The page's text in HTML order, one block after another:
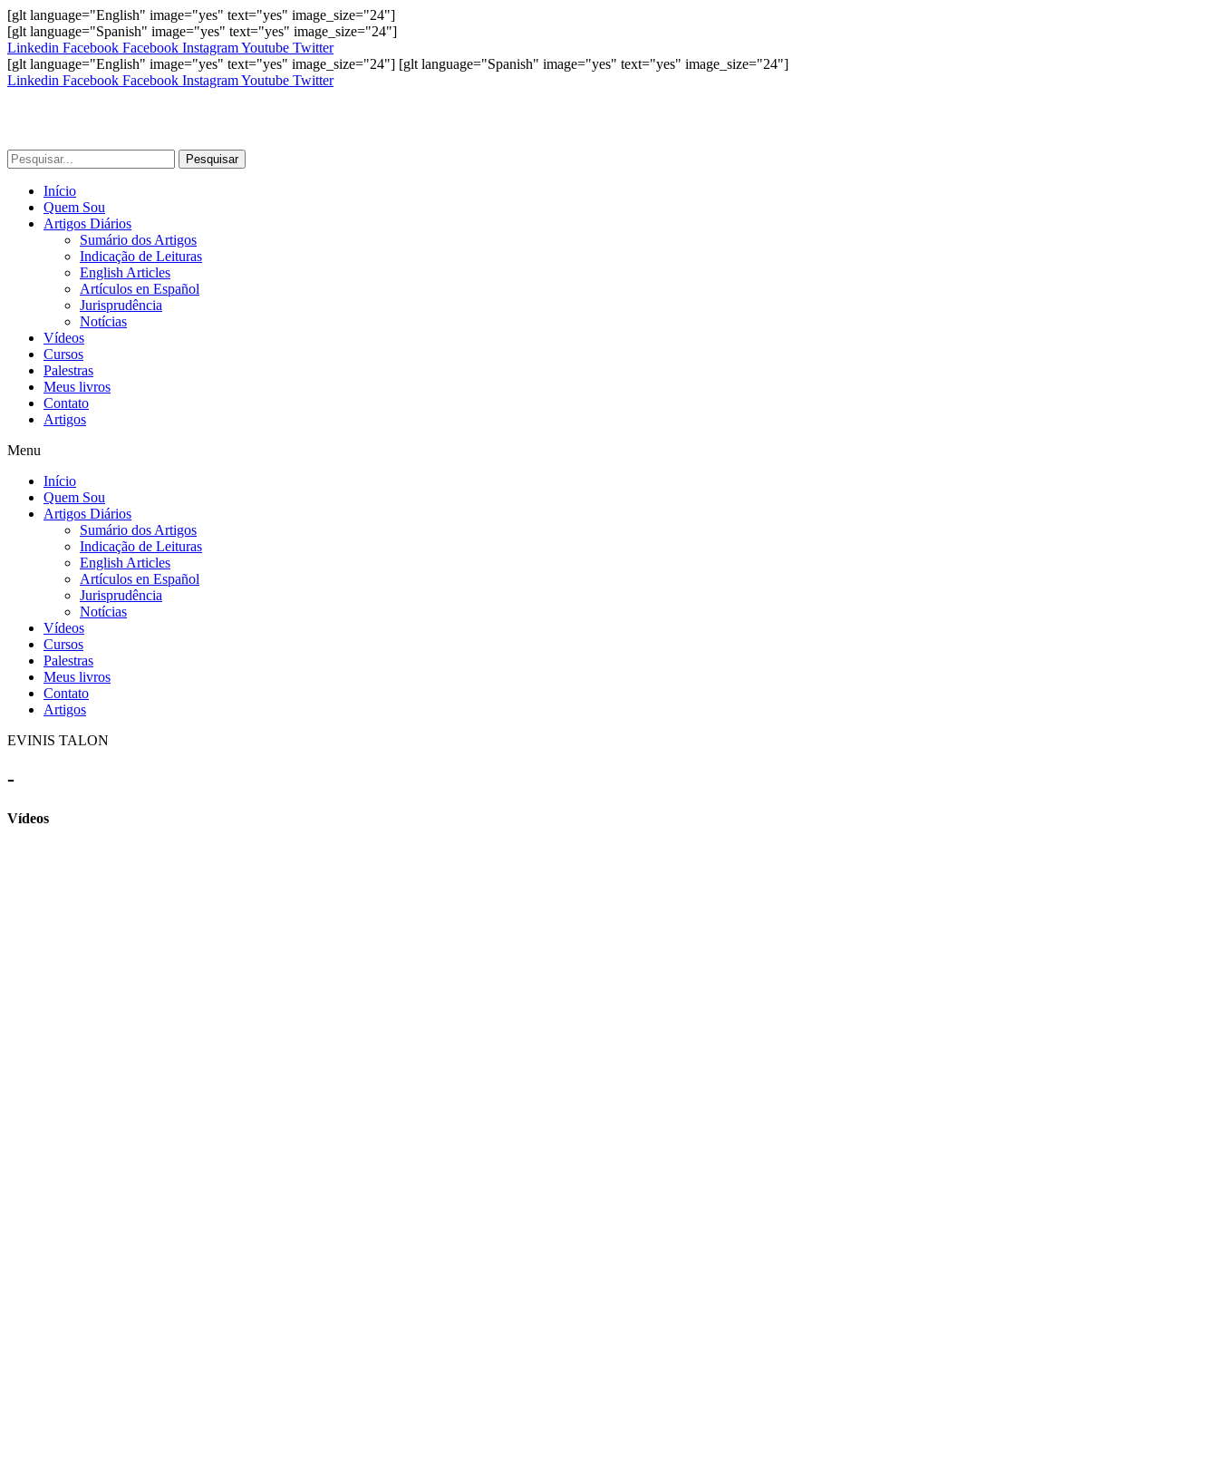
[glt language="English" image="yes" text="yes" image_size="24"]
[glt language="Spanish" image="yes" text="yes" image_size="24"]
Linkedin Facebook Facebook InstagramYoutube Twitter
[glt language="English" image="yes" text="yes" image_size="24"] [glt language="Spanish" image="yes" text="yes" image_size="24"]
Linkedin Facebook Facebook InstagramYoutube Twitter
Pesquisar
Início
Quem Sou
Artigos Diários
Sumário dos Artigos
Indicação de Leituras
English Articles
Artículos en Español
Jurisprudência
Notícias
Vídeos
Cursos
Palestras
Meus livros
Contato
Artigos
Menu
Início
Quem Sou
Artigos Diários
Sumário dos Artigos
Indicação de Leituras
English Articles
Artículos en Español
Jurisprudência
Notícias
Vídeos
Cursos
Palestras
Meus livros
Contato
Artigos
EVINIS TALON
-
Vídeos